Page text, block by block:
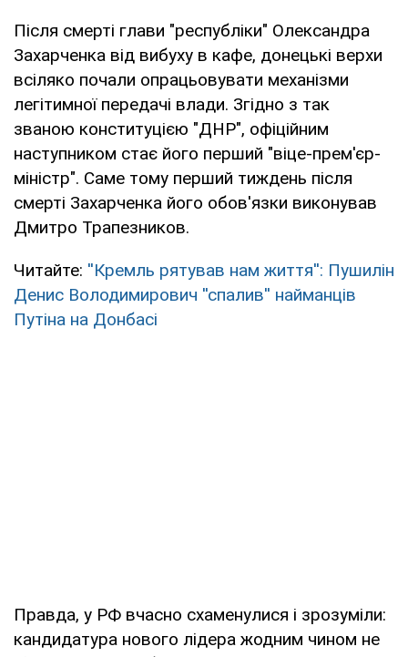
Після смерті глави "республіки" Олександра
Захарченка від вибуху в кафе, донецькі верхи
всіляко почали опрацьовувати механізми
легітимної передачі влади. Згідно з так
званою конституцією "ДНР", офіційним
наступником стає його перший "віце-прем'єр-
міністр". Саме тому перший тиждень після
смерті Захарченка його обов'язки виконував
Дмитро Трапезников.
Читайте: ''Кремль рятував нам життя'': Пушилін
Денис Володимирович ''спалив'' найманців
Путіна на Донбасі
Правда, у РФ вчасно схаменулися і зрозуміли:
кандидатура нового лідера жодним чином не